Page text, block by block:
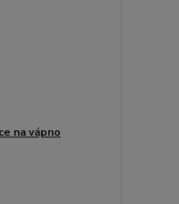
na vápno